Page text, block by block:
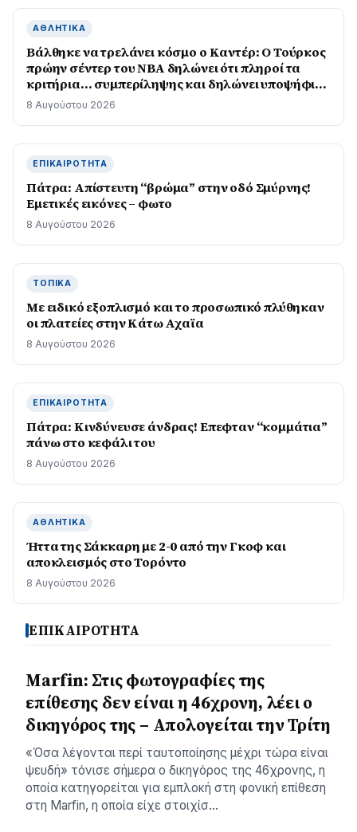
ΑΘΛΗΤΙΚΆ
Βάλθηκε να τρελάνει κόσμο ο Καντέρ: Ο Τούρκος
πρώην σέντερ του NBA δηλώνει ότι πληροί τα
κριτήρια… συμπερίληψης και δηλώνει υποψήφιος
να παίξει στο WNBA
8 Αυγούστου 2026
ΕΠΙΚΑΙΡΌΤΗΤΑ
Πάτρα: Απίστευτη “βρώμα” στην οδό Σμύρνης!
Εμετικές εικόνες – φωτο
8 Αυγούστου 2026
ΤΟΠΙΚΆ
Με ειδικό εξοπλισμό και το προσωπικό πλύθηκαν
οι πλατείες στην Κάτω Αχαϊα
8 Αυγούστου 2026
ΕΠΙΚΑΙΡΌΤΗΤΑ
Πάτρα: Κινδύνευσε άνδρας! Επεφταν “κομμάτια”
πάνω στο κεφάλι του
8 Αυγούστου 2026
ΑΘΛΗΤΙΚΆ
Ήττα της Σάκκαρη με 2-0 από την Γκοφ και
αποκλεισμός στο Τορόντο
8 Αυγούστου 2026
ΕΠΙΚΑΙΡΟΤΗΤΑ
Marfin: Στις φωτογραφίες της
επίθεσης δεν είναι η 46χρονη, λέει ο
δικηγόρος της – Απολογείται την Τρίτη
«Όσα λέγονται περί ταυτοποίησης μέχρι τώρα είναι
ψευδή» τόνισε σήμερα ο δικηγόρος της 46χρονης, η
οποία κατηγορείται για εμπλοκή στη φονική επίθεση
στη Marfin, η οποία είχε στοιχίσ…